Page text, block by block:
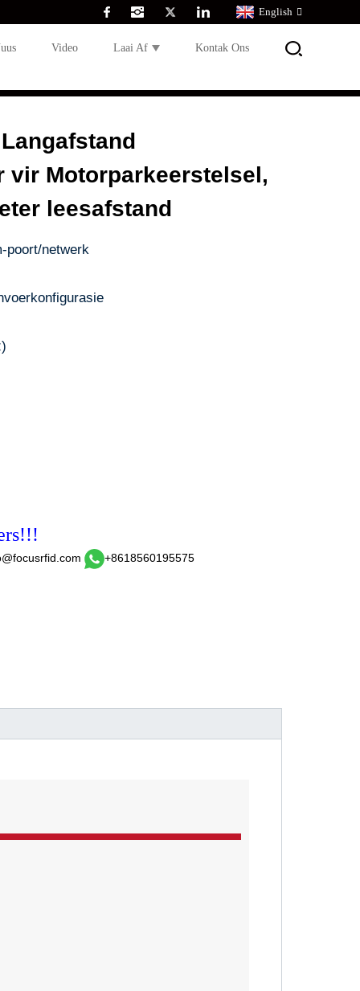
English
Video Laai Af Kontak Ons
vir Motorparkeerstelsel,
leesafstand
poort/netwerk
+8618560195575